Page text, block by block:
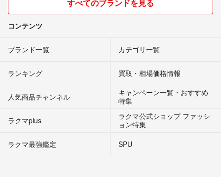
すべてのブランドを見る
コンテンツ
ブランド一覧 カテゴリ一覧
ランキング 買取・相場価格情報
人気商品チャンネル
キャンペーン一覧・おすすめ
特集
ラクマplus
ラクマ公式ショップ ファッシ
ョン特集
ラクマ最強鑑定
SPU